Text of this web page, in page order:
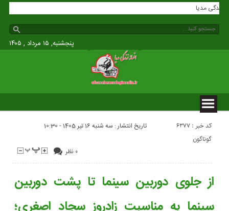
افسانه زندگی مدیا
پنجشنبه, ۱۵ مرداد , ۱۴۰۵
کد خبر : 6377 تاریخ انتشار : سه شنبه 16 تیر 1405 - 10:30
۰ نظر
گوناگون
از جلوی دوربین سینما تا پشت دوربین
سینما به مناسبت زادروز سجاد اصغری؛